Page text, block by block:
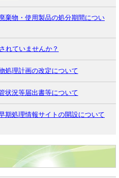
棄物・使用製品の処分期間につい
れていませんか？
処理計画の改定について
状況等届出書等について
期処理情報サイトの開設について